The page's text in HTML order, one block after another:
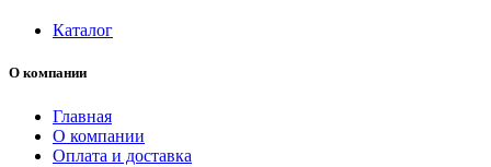
Каталог
О компании
Главная
О компании
Оплата и доставка